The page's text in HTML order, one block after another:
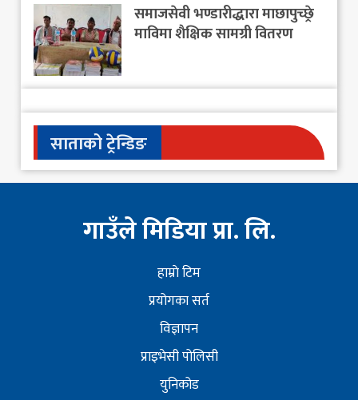
समाजसेवी भण्डारीद्धारा माछापुच्छ्रे
माविमा शैक्षिक सामग्री वितरण
साताको ट्रेन्डिङ
गाउँले मिडिया प्रा. लि.
हाम्राे टिम
प्रयोगका सर्त
विज्ञापन
प्राइभेसी पोलिसी
युनिकोड